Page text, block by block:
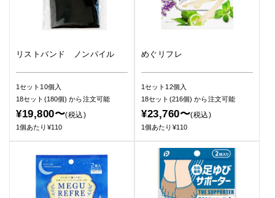
リストバンド ノンパイル
1セット10個入
18セット(180個)から注文可能
¥19,800〜(税込)
1個あたり¥110
めぐリフレ
1セット12個入
18セット(216個)から注文可能
¥23,760〜(税込)
1個あたり¥110